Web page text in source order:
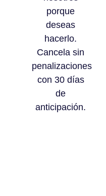
porque
deseas
hacerlo.
Cancela sin
penalizaciones
con 30 días
de
anticipación.